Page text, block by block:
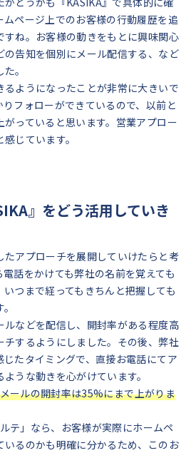
ムページ上でのお客様の行動履歴を追
ね。 お客様の動きをもとに興味関心
告知を個別にメール配信する、など
。
ようになったことが非常に大きいで
フォローができているので、以前と
っていると思います。 営業アプロー
じています。
』をどう活用していき
アプローチを展開していけたらと考
話をかけても弊社の名前を覚えても
つまで経ってもきちんと把握しても
などを配信し、開封率がある程度高
するようにしました。 その後、弊社
たタイミングで、直接お電話にてア
うな動きを心がけています。
ールの開封率は35%にまで上がりま
テ」なら、お客様が実際にホームペ
るのかも明確に分かるため、このお